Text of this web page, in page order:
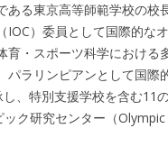
ある東京高等師範学校の
）委員として国際的な
・スポーツ科学における
ラリンピアンとして国際
、特別支援学校を含む11
ク研究センター（